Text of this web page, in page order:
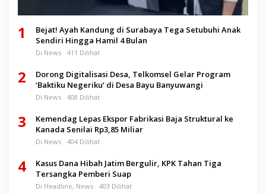
1
Bejat! Ayah Kandung di Surabaya Tega Setubuhi Anak
Sendiri Hingga Hamil 4 Bulan
Di News 411 Dilihat
2
Dorong Digitalisasi Desa, Telkomsel Gelar Program
‘Baktiku Negeriku’ di Desa Bayu Banyuwangi
Di News 408 Dilihat
3
Kemendag Lepas Ekspor Fabrikasi Baja Struktural ke
Kanada Senilai Rp3,85 Miliar
Di News 404 Dilihat
4
Kasus Dana Hibah Jatim Bergulir, KPK Tahan Tiga
Tersangka Pemberi Suap
Di Headline, News 403 Dilihat